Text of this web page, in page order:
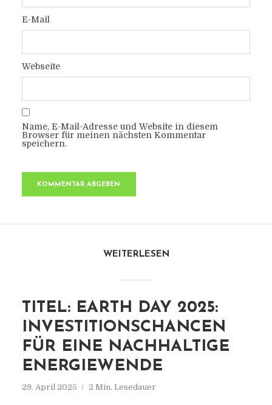
E-Mail
Webseite
Name, E-Mail-Adresse und Website in diesem
Browser für meinen nächsten Kommentar
speichern.
WEITERLESEN
TITEL: EARTH DAY 2025:
INVESTITIONSCHANCEN
FÜR EINE NACHHALTIGE
ENERGIEWENDE
29. April 2025 2 Min. Lesedauer